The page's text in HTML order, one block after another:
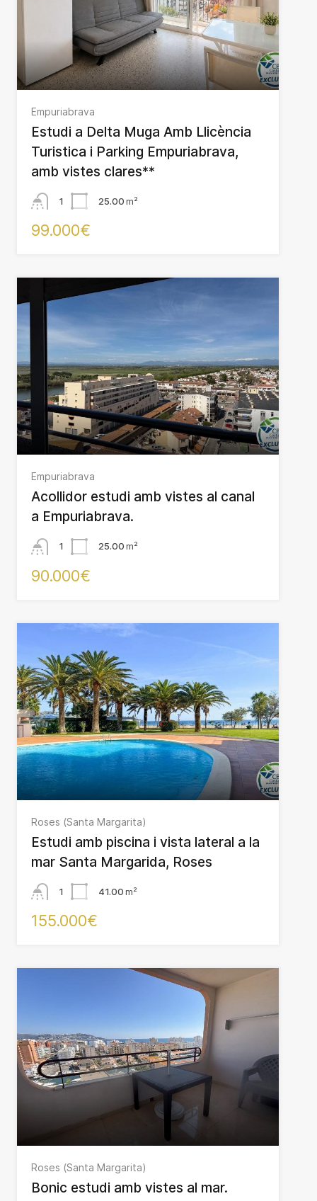
Empuriabrava
Estudi a Delta Muga Amb Llicència
Turistica i Parking Empuriabrava,
amb vistes clares**
1 25.00m²
99.000€
Empuriabrava
Acollidor estudi amb vistes al canal
a Empuriabrava.
1 25.00m²
90.000€
Roses (Santa Margarita)
Estudi amb piscina i vista lateral a la
mar Santa Margarida, Roses
1 41.00m²
155.000€
Roses (Santa Margarita)
Bonic estudi amb vistes al mar.